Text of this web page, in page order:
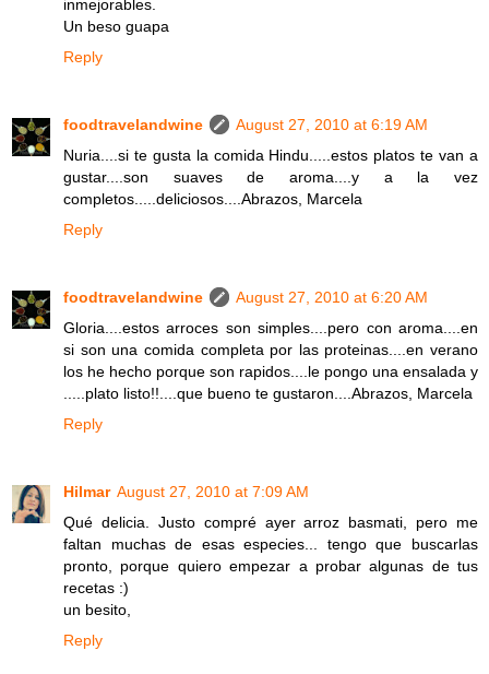
inmejorables.
Un beso guapa
Reply
foodtravelandwine
August 27, 2010 at 6:19 AM
Nuria....si te gusta la comida Hindu.....estos platos te van a
gustar....son suaves de aroma....y a la vez
completos.....deliciosos....Abrazos, Marcela
Reply
foodtravelandwine
August 27, 2010 at 6:20 AM
Gloria....estos arroces son simples....pero con aroma....en
si son una comida completa por las proteinas....en verano
los he hecho porque son rapidos....le pongo una ensalada y
.....plato listo!!....que bueno te gustaron....Abrazos, Marcela
Reply
Hilmar August 27, 2010 at 7:09 AM
Qué delicia. Justo compré ayer arroz basmati, pero me
faltan muchas de esas especies... tengo que buscarlas
pronto, porque quiero empezar a probar algunas de tus
recetas :)
un besito,
Reply